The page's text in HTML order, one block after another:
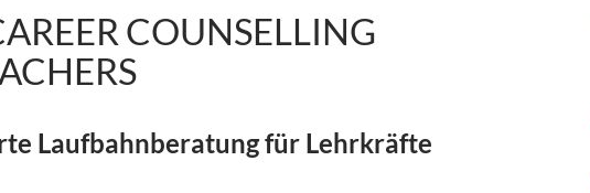
COUNSELLING
Laufbahnberatung für Lehrkräfte
for Teachers